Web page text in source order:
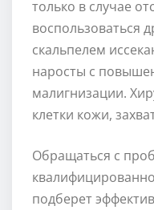
только в случае
воспользоваться
скальпелем
наросты с
малигнизации.
клетки кожи,
Обращаться с
подберет